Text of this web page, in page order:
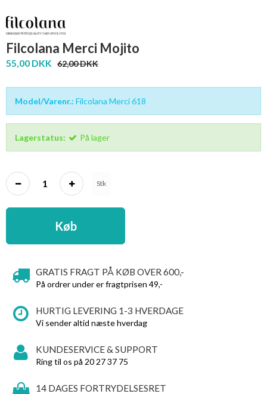
Filcolana Merci Mojito
55,00 DKK 62,00 DKK
Model/Varenr.: Filcolana Merci 618
Lagerstatus: På lager
Stk
Køb
GRATIS FRAGT PÅ KØB OVER 600,-
På ordrer under er fragtprisen 49,-
HURTIG LEVERING 1-3 HVERDAGE
Vi sender altid næste hverdag
KUNDESERVICE & SUPPORT
Ring til os på 20 27 37 75
14 DAGES FORTRYDELSESRET